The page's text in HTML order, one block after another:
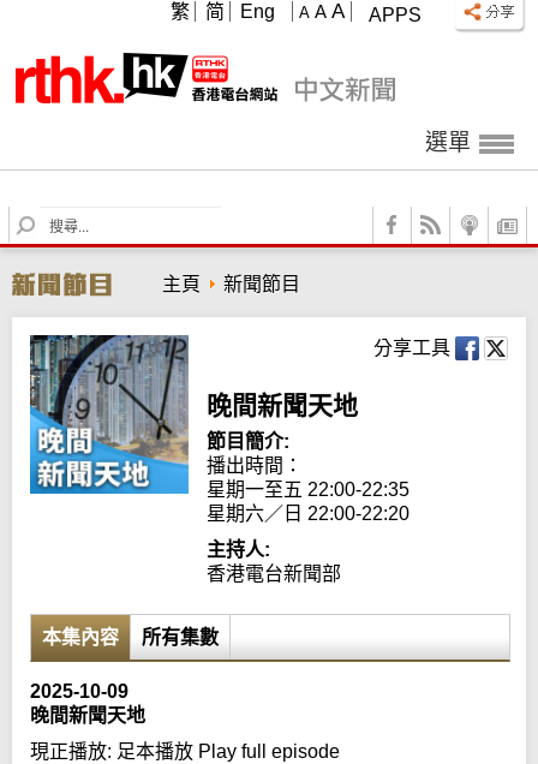
APPS
A A A
繁 简 Eng
選單
S
e
r
c
h
主頁 新聞節目
分享工具
晚間新聞天地
節目簡介:
播出時間：
星期一至五 22:00-22:35
星期六／日 22:00-22:20
主持人:
香港電台新聞部
本集內容 所有集數
2025-10-09
晚間新聞天地
現正播放: 足本播放 Play full episode